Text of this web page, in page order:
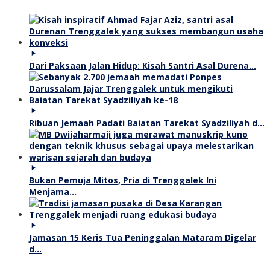
Dari Paksaan Jalan Hidup: Kisah Santri Asal Durena…
Ribuan Jemaah Padati Baiatan Tarekat Syadziliyah d…
Bukan Pemuja Mitos, Pria di Trenggalek Ini
Menjama…
Jamasan 15 Keris Tua Peninggalan Mataram Digelar
d…